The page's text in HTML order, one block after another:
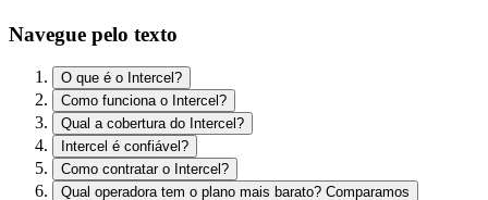
Navegue pelo texto
O que é o Intercel?
Como funciona o Intercel?
Qual a cobertura do Intercel?
Intercel é confiável?
Como contratar o Intercel?
Qual operadora tem o plano mais barato? Comparamos